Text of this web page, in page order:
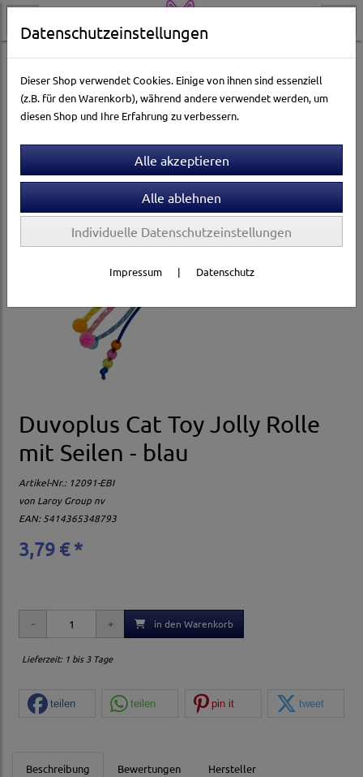
Katzenwelt Katzenspielzeug Catnip- & Baldrian-Spielzeug
Duvoplus Cat Toy Jolly Rolle
mit Seilen - blau
Artikel-Nr.: 12091-EBI
von Laroy Group nv
EAN: 5414365348793
3,79 € *
in den Warenkorb
Lieferzeit: 1 bis 3 Tage
teilen teilen pin it tweet
Beschreibung Bewertungen Hersteller
Datenschutzeinstellungen
Dieser Shop verwendet Cookies. Einige von ihnen sind essenziell
(z.B. für den Warenkorb), während andere verwendet werden, um
diesen Shop und Ihre Erfahrung zu verbessern.
Individuelle Datenschutzeinstellungen
Impressum | Datenschutz